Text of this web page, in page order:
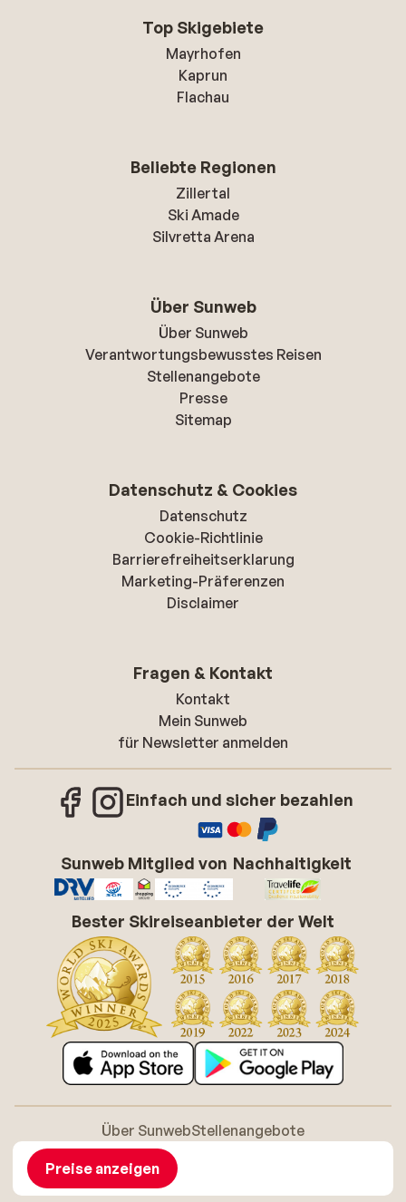
Preise anzeigen
Top Skigebiete
Mayrhofen
Kaprun
Flachau
Beliebte Regionen
Zillertal
Ski Amade
Silvretta Arena
Über Sunweb
Über Sunweb
Verantwortungsbewusstes Reisen
Stellenangebote
Presse
Sitemap
Datenschutz & Cookies
Datenschutz
Cookie-Richtlinie
Barrierefreiheitserklarung
Marketing-Präferenzen
Disclaimer
Fragen & Kontakt
Kontakt
Mein Sunweb
für Newsletter anmelden
Einfach und sicher bezahlen
Sunweb Mitglied von Nachhaltigkeit
Bester Skireiseanbieter der Welt
Über SunwebStellenangebote
Allgemeine Geschäftsbedingungen (AGB)
Cookie-RichtlinieBarrierefreiheitserklarung
Sitemap